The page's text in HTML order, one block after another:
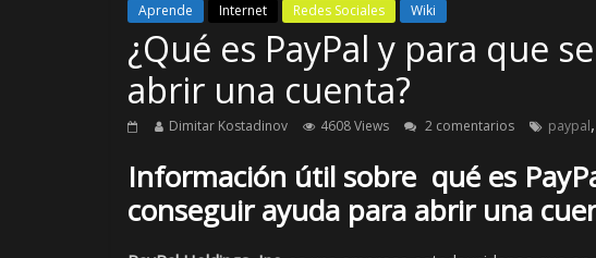
Aprende Internet Redes Sociales Wiki
¿Qué es PayPal y para que
abrir una cuenta?
Dimitar Kostadinov 4608 Views 2 comentarios paypal,
Información útil sobre qué es
conseguir ayuda para abrir una